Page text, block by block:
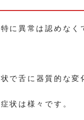
に異常は認めな
で舌に器質的な
状は様々です。